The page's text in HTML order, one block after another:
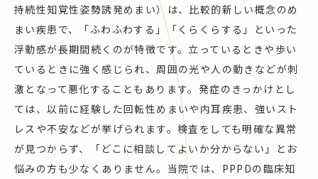
持続性知覚性姿勢誘発めまい）は、比較的新しい概念のめ
まい疾患で、「ふわふわする」「くらくらする」といった
浮動感が長期間続くのが特徴です。立っているときや歩い
ているときに強く感じられ、周囲の光や人の動きなどが刺
激となって悪化することもあります。発症のきっかけとし
ては、以前に経験した回転性めまいや内耳疾患、強いスト
レスや不安などが挙げられます。検査をしても明確な異常
が見つからず、「どこに相談してよいか分からない」とお
悩みの方も少なくありません。当院では、PPPDの臨床知